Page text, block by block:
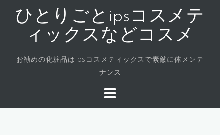
ッ
ひとりごとipsコスメテ
ィックスなどコスメ
お勧めの化粧品はipsコスメティックスで素敵に体メンテ
ナンス